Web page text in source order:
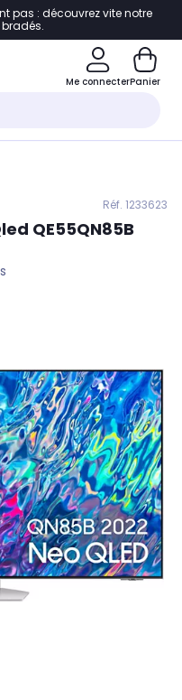
page
pas : découvrez vite notre
Me connecterPanier
Réf. 1233623
QE55QN85B